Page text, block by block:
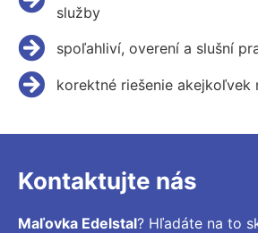
služby
spoľahliví, overení a slušní
korektné riešenie akejkoľvek
Kontaktujte nás
Maľovka Edelstal? Hľadáte na to